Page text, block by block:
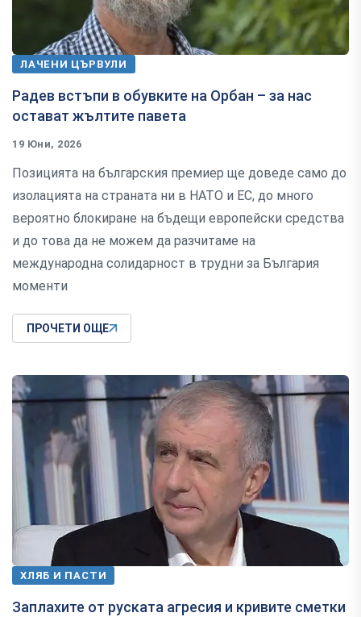
ЛАЧЕНИ ЦЪРВУЛИ
Радев встъпи в обувките на Орбан – за нас
остават жълтите павета
19 Юни, 2026
Позицията на българския премиер ще доведе само до
изолацията на страната ни в НАТО и ЕС, до много
вероятно блокиране на бъдещи европейски средства
и до това да не можем да разчитаме на
международна солидарност в трудни за България
моменти
ПРОЧЕТИ ОЩЕ
ХЛЯБ И ПАСТИ
Заплахите от руската агресия и кривите сметки